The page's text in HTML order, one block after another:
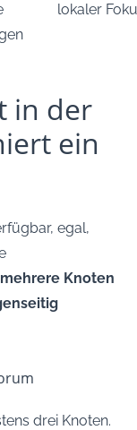
lokaler
in der
ein
egal,
Knoten
drei Knoten.